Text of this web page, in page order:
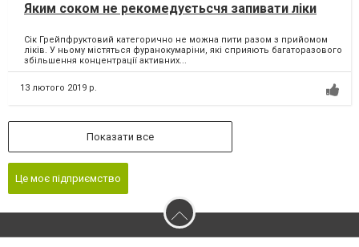
Яким соком не рекомедуєтьсчя запивати ліки
Cік Грейпфруктовий категорично не можна пити разом з прийомом
ліків. У ньому містяться фуранокумаріни, які сприяють багаторазового
збільшення концентрації активних...
13 лютого 2019 р.
Показати все
Це моє підприємство